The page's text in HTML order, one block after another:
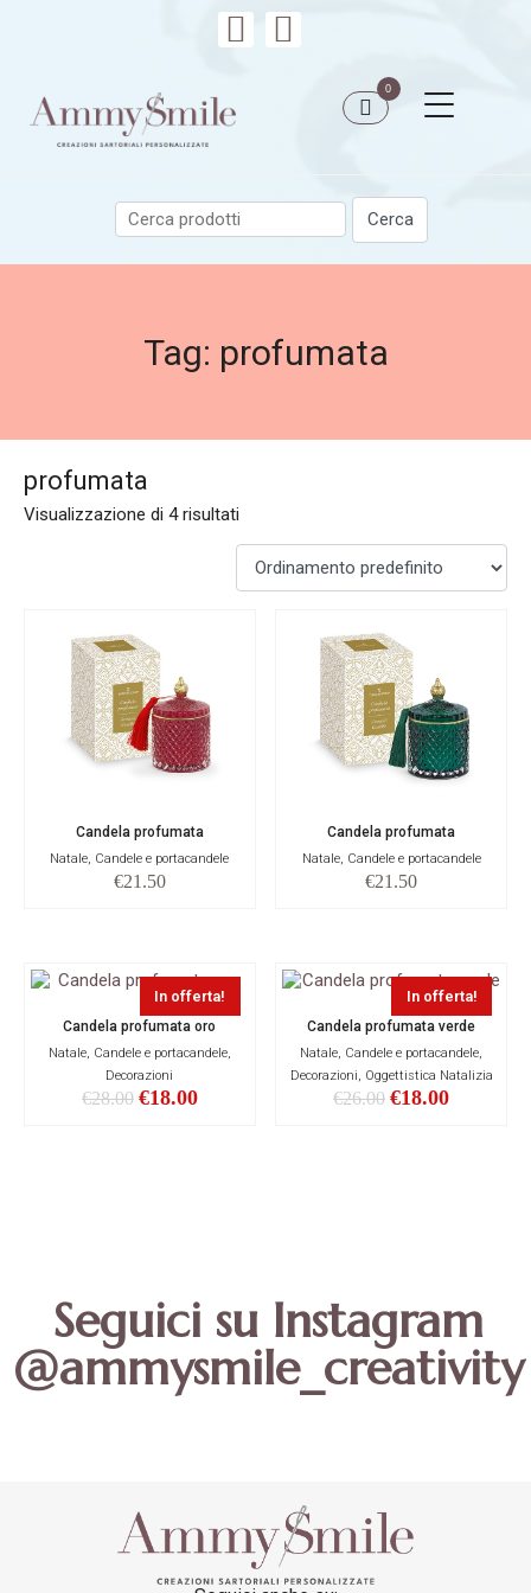
0
Tag: profumata
profumata
Visualizzazione di 4 risultati
Candela profumata
Natale, Candele e portacandele
€21.50
Candela profumata
Natale, Candele e portacandele
€21.50
In offerta!
Candela profumata oro
Natale, Candele e portacandele,
Decorazioni
€28.00 €18.00
In offerta!
Candela profumata verde
Natale, Candele e portacandele,
Decorazioni, Oggettistica Natalizia
€26.00 €18.00
Seguici su Instagram
@ammysmile_creativity